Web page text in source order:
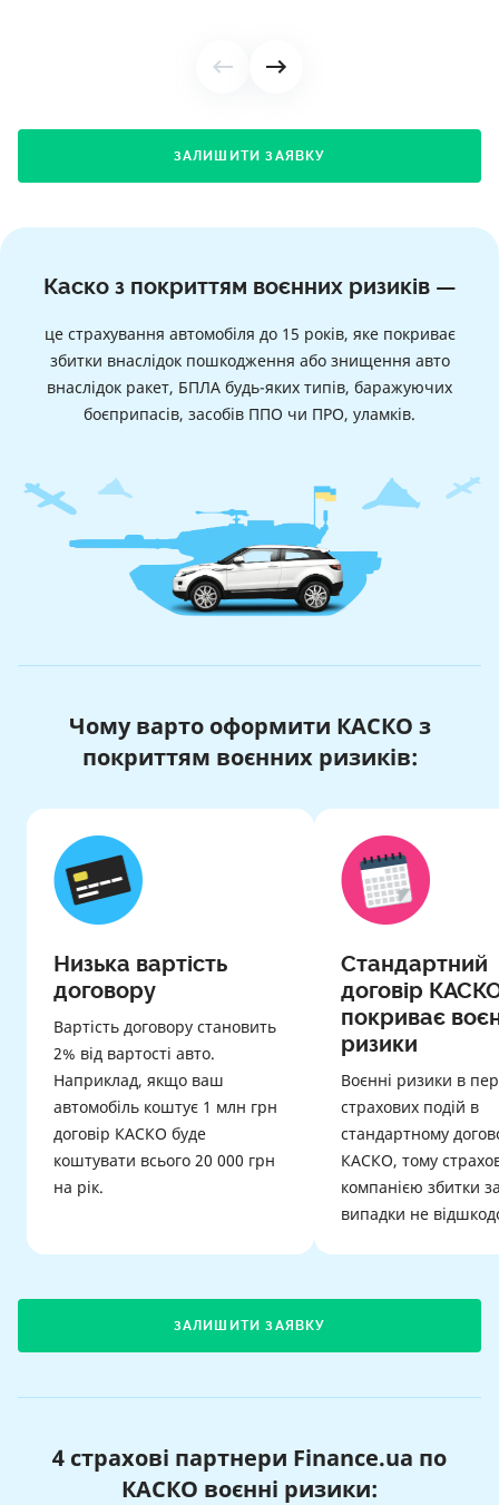
ЗАЛИШИТИ ЗАЯВКУ
Каско з покриттям воєнних ризиків —
це страхування автомобіля до 15 років, яке покриває
збитки внаслідок пошкодження або знищення авто
внаслідок ракет, БПЛА будь-яких типів, баражуючих
боєприпасів, засобів ППО чи ПРО, уламків.
Чому варто оформити КАСКО з
покриттям воєнних ризиків:
Низька вартість
договору
Вартість договору становить
2% від вартості авто.
Наприклад, якщо ваш
автомобіль коштує 1 млн грн
договір КАСКО буде
коштувати всього 20 000 грн
на рік.
Стандартний
договір
покриває
ризики
Воєнні ризики в
страхових подій в
стандартному
КАСКО, тому
компанією збитки
випадки не
ЗАЛИШИТИ ЗАЯВКУ
4 страхові партнери Finance.ua по
КАСКО воєнні ризики: